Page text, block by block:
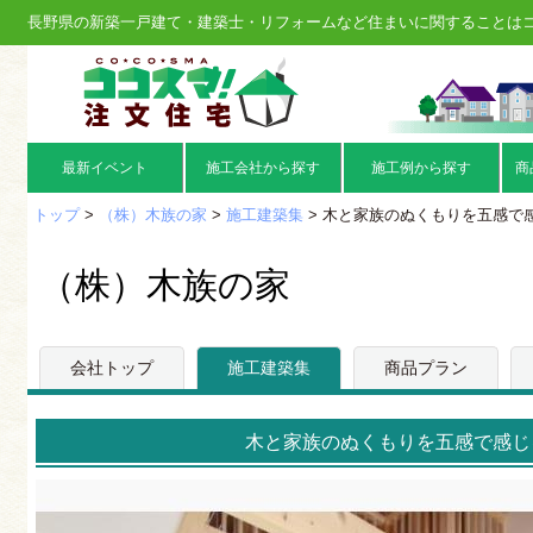
長野県の新築一戸建て・建築士・リフォームなど住まいに関することは
最新イベント 施工会社から探す 施工例から探す 商
トップ> （株）木族の家 > 施工建築集 > 木と家族のぬくもりを五感で
（株）木族の家
会社トップ 施工建築集 商品プラン
木と家族のぬくもりを五感で感